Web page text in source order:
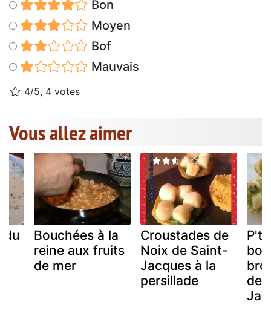
Bon
Moyen
Bof
Mauvais
4/5, 4 votes
Vous allez aimer
du
Bouchées à la
reine aux fruits
de mer
Croustades de
Noix de Saint-
Jacques à la
persillade
de